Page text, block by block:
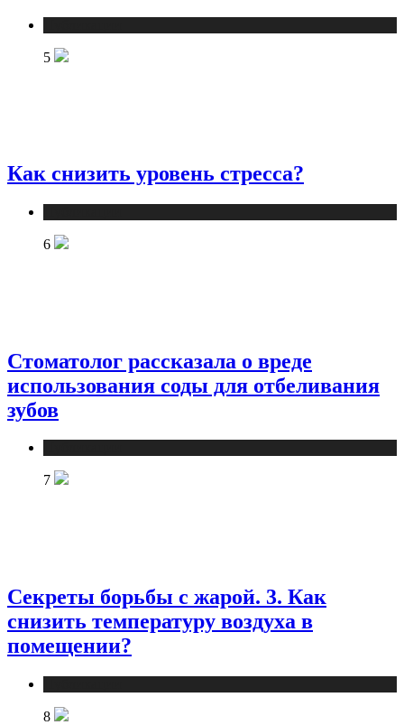
5
Как снизить уровень стресса?
6
Стоматолог рассказала о вреде
использования соды для отбеливания
зубов
7
Секреты борьбы с жарой. 3. Как
снизить температуру воздуха в
помещении?
8